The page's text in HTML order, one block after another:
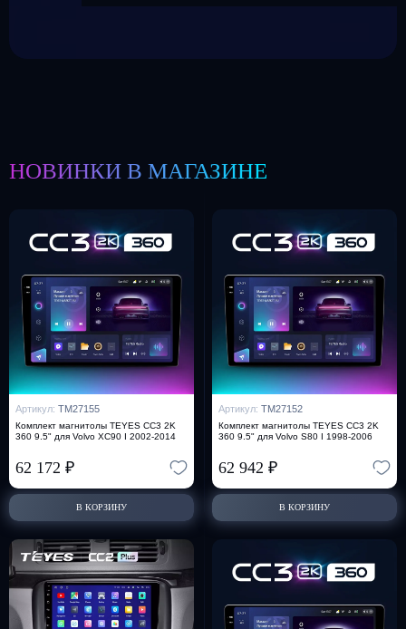
НОВИНКИ В МАГАЗИНЕ
Артикул: TM27155
Комплект магнитолы TEYES CC3 2K
360 9.5" для Volvo XC90 I 2002-2014
62 172 ₽
В КОРЗИНУ
Артикул: TM27152
Комплект магнитолы TEYES CC3 2K
360 9.5" для Volvo S80 I 1998-2006
62 942 ₽
В КОРЗИНУ